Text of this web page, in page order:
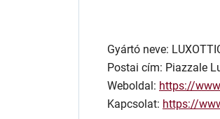
Gyártó neve:
Postai cím: Piazzale
Weboldal: https://
Kapcsolat: https://